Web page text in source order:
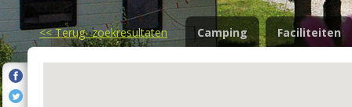
<<Terug- zoekresultaten Camping Faciliteiten